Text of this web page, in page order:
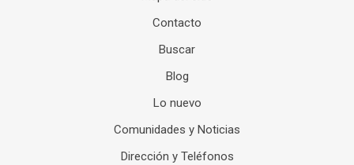
Contacto
Buscar
Blog
Lo nuevo
Comunidades y Noticias
Dirección y Teléfonos